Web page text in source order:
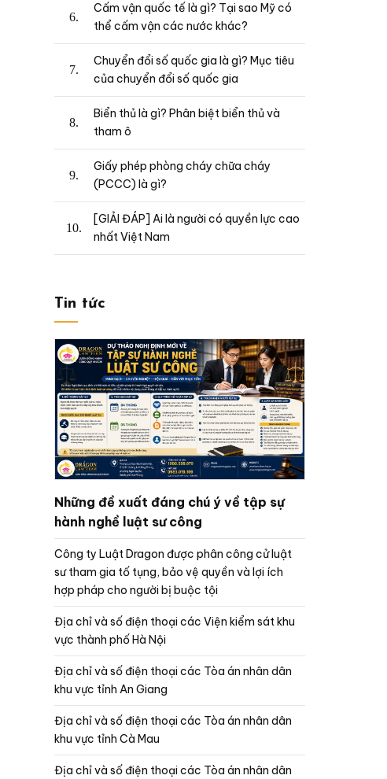
Cấm vận quốc tế là gì? Tại sao Mỹ có
thể cấm vận các nước khác?
Chuyển đổi số quốc gia là gì? Mục tiêu
của chuyển đổi số quốc gia
Biển thủ là gì? Phân biệt biển thủ và
tham ô
Giấy phép phòng cháy chữa cháy
(PCCC) là gì?
[GIẢI ĐÁP] Ai là người có quyền lực cao
nhất Việt Nam
Tin tức
Những đề xuất đáng chú ý về tập sự
hành nghề luật sư công
Công ty Luật Dragon được phân công cử luật
sư tham gia tố tụng, bảo vệ quyền và lợi ích
hợp pháp cho người bị buộc tội
Địa chỉ và số điện thoại các Viện kiểm sát khu
vực thành phố Hà Nội
Địa chỉ và số điện thoại các Tòa án nhân dân
khu vực tỉnh An Giang
Địa chỉ và số điện thoại các Tòa án nhân dân
khu vực tỉnh Cà Mau
Địa chỉ và số điện thoại các Tòa án nhân dân